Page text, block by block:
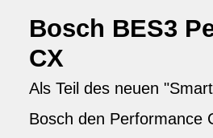
Bosch BES3
CX
Als Teil des neuen
Bosch den Performance